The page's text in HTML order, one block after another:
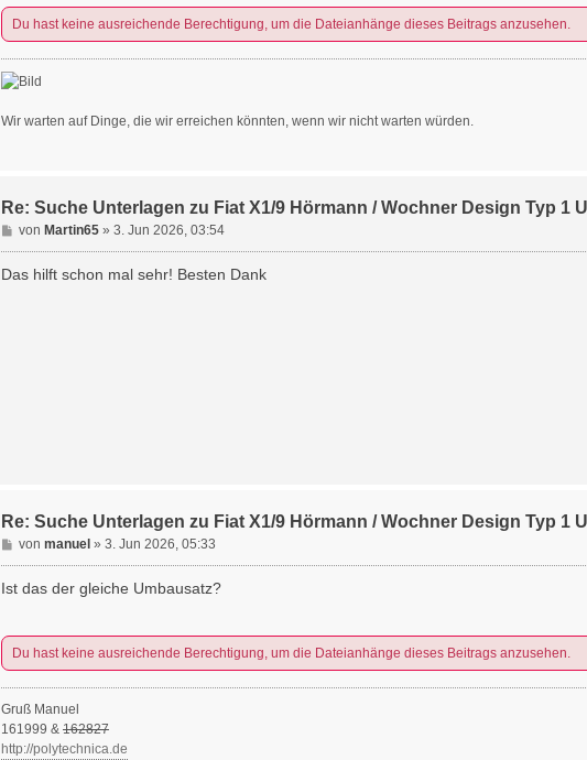
Du hast keine ausreichende Berechtigung, um die Dateianhänge dieses Beitrags anzusehen.
Wir warten auf Dinge, die wir erreichen könnten, wenn wir nicht warten würden.
Re: Suche Unterlagen zu Fiat X1/9 Hörmann / Wochner Design Typ 1
B
e
i
von Martin65» 3. Jun 2026, 03:54
Das hilft schon mal sehr! Besten Dank
Re: Suche Unterlagen zu Fiat X1/9 Hörmann / Wochner Design Typ 1
B
e
i
g
von manuel » 3. Jun 2026, 05:33
Ist das der gleiche Umbausatz?
Du hast keine ausreichende Berechtigung, um die Dateianhänge dieses Beitrags anzusehen.
Gruß Manuel
161999 & 162827
http://polytechnica.de